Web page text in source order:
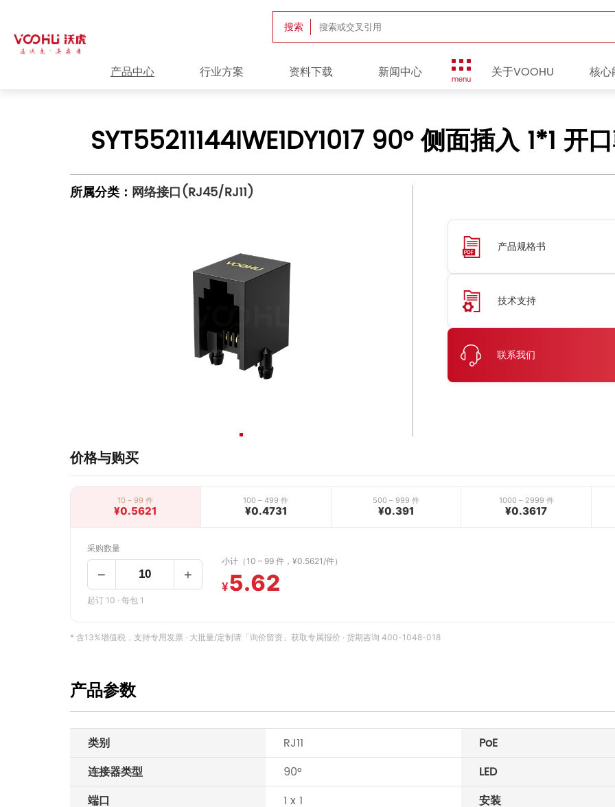
搜索
产品中心 行业方案 资料下载 新闻中心 menu 关于VOOHU 核心
SYT55211144IWE1DY1017 90° 侧面插入 1*1 开
所属分类： 网络接口(RJ45/RJ11)
产品规格书
技术支持
联系我们
价格与购买
10 – 99 件
¥0.5621
100 – 499 件
¥0.4731
500 – 999 件
¥0.391
1000 – 2999 件
¥0.3617
采购数量
− +
起订 10 · 每包 1
小计（10 – 99 件，¥0.5621/件）
¥5.62
* 含13%增值税，支持专用发票 · 大批量/定制请「询价留资」获取专属报价 · 货期咨询 400-1048-018
产品参数
类别
RJ11
连接器类型
90°
端口
1 x 1
PoE
LED
安装